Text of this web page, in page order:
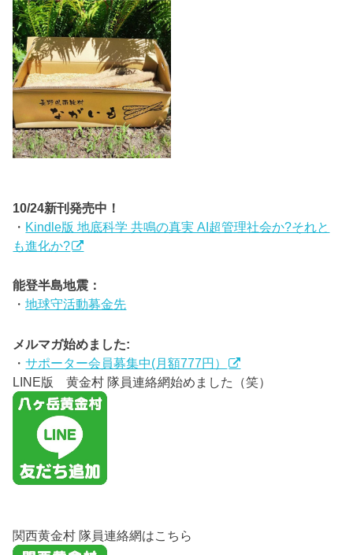
10/24新刊発売中！
・ Kindle版 地底科学 共鳴の真実 AI超管理社会か?それと
も進化か?
能登半島地震：
・地球守活動募金先
メルマガ始めました:
・サポーター会員募集中(月額777円）
LINE版 黄金村 隊員連絡網始めました（笑）
関西黄金村 隊員連絡網はこちら